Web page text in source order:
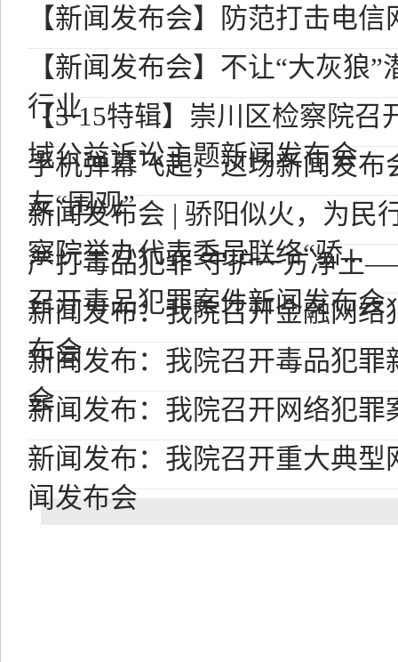
【新闻发布会】防范打击电
【新闻发布会】不让“大灰狼
行业
【3·15特辑】崇川区检察院召
域公益诉讼主题新闻发布会
手机弹幕飞起，这场新闻发布
友“围观”
新闻发布会 | 骄阳似火，为
察院举办代表委员联络“骄...
严打毒品犯罪 守护一方净土
召开毒品犯罪案件新闻发布会
新闻发布：我院召开金融网络
布会
新闻发布：我院召开毒品犯罪
会
新闻发布：我院召开网络犯罪
新闻发布：我院召开重大典型
闻发布会